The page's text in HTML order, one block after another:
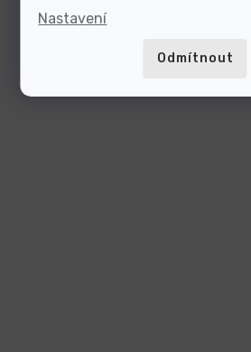
Nastavení
Odmítnout